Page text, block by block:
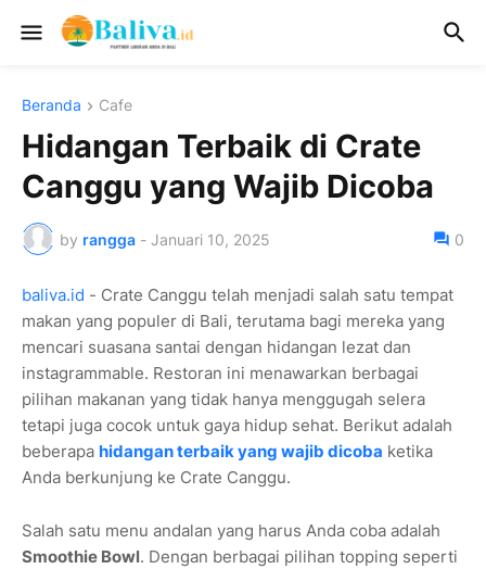
Beranda Cafe
Hidangan Terbaik di Crate
Canggu yang Wajib Dicoba
by rangga - Januari 10, 2025 0
baliva.id - Crate Canggu telah menjadi salah satu tempat
makan yang populer di Bali, terutama bagi mereka yang
mencari suasana santai dengan hidangan lezat dan
instagrammable. Restoran ini menawarkan berbagai
pilihan makanan yang tidak hanya menggugah selera
tetapi juga cocok untuk gaya hidup sehat. Berikut adalah
beberapa hidangan terbaik yang wajib dicoba ketika
Anda berkunjung ke Crate Canggu.
Salah satu menu andalan yang harus Anda coba adalah
Smoothie Bowl. Dengan berbagai pilihan topping seperti